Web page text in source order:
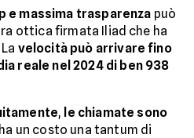
e massima trasparenza può
ottica firmata Iliad che ha
velocità può arrivare fino
reale nel 2024 di ben 938
, le chiamate sono
un costo una tantum di